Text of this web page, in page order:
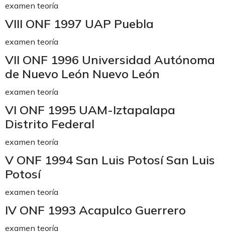
examen teoría
VIII ONF 1997 UAP Puebla
examen teoría
VII ONF 1996 Universidad Autónoma
de Nuevo León Nuevo León
examen teoría
VI ONF 1995 UAM-Iztapalapa
Distrito Federal
examen teoría
V ONF 1994 San Luis Potosí San Luis
Potosí
examen teoría
IV ONF 1993 Acapulco Guerrero
examen teoría